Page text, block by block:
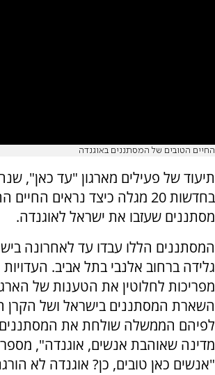
החיים הטובים של המסתננים באוגנדה
תיעוד של פעילים מארגון "עד כאן",
בחדשות 20 מגלה כיצד נראים
מסתננים שעזבו את ישראל לאוגנדה.
המסתננים הללו עבדו עד לאחרונה
גלידה ברחוב אלנבי בתל אביב.
מפריכות לחלוטין את הטענות של
השארת המסתננים בישראל ושל
לפיהם הממשלה שולחת את
מדינה שאוהבת אנשים, אוגנדה",
"אנשים כאן טובים, כן? אוגנדה לא